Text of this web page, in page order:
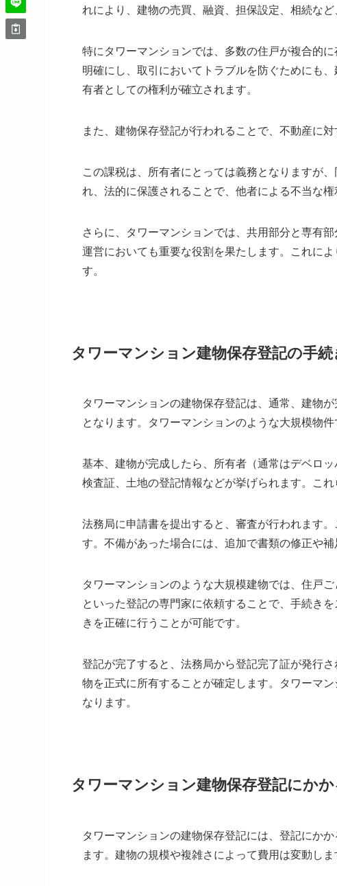
れにより、建物の売買、融資、担保設定、相続な
特にタワーマンションでは、多数の住戸が複合的
明確にし、取引においてトラブルを防ぐためにも
有者としての権利が確立されます。
また、建物保存登記が行われることで、不動産に
この課税は、所有者にとっては義務となりますが
れ、法的に保護されることで、他者による不当な
さらに、タワーマンションでは、共用部分と専有
運営においても重要な役割を果たします。これに
す。
タワーマンション建物保存登記の手
タワーマンションの建物保存登記は、通常、建物
となります。タワーマンションのような大規模物
基本、建物が完成したら、所有者（通常はデベロ
検査証、土地の登記情報などが挙げられます。こ
法務局に申請書を提出すると、審査が行われます
す。不備があった場合には、追加で書類の修正や
タワーマンションのような大規模建物では、住戸
といった登記の専門家に依頼することで、手続き
きを正確に行うことが可能です。
登記が完了すると、法務局から登記完了証が発行
物を正式に所有することが確定します。タワーマ
なります。
タワーマンション建物保存登記にか
タワーマンションの建物保存登記には、登記にか
ます。建物の規模や複雑さによって費用は変動し